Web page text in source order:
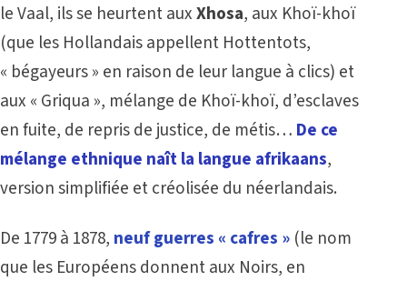
le Vaal, ils se heurtent auxXhosa, aux Khoï-khoï
(que les Hollandais appellent Hottentots,
« bégayeurs » en raison de leur langue à clics) et
aux « Griqua », mélange de Khoï-khoï, d’esclaves
en fuite, de repris de justice, de métis… De ce
mélange ethnique naît la langue afrikaans,
version simplifiée et créolisée du néerlandais.
De 1779 à 1878, neuf guerres « cafres » (le nom
que les Européens donnent aux Noirs, en